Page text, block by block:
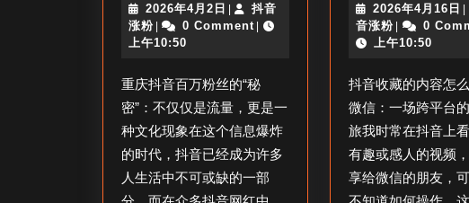
抖
音
百
万
粉
丝
有
2026年4月2日 2026
年
2
日
抖音
涨粉 抖
音
粉
0 Comment
上午10:50
重庆抖音百万粉丝的“秘
密”：不仅仅是流量，更是一
种文化现象在这个信息爆炸
的时代，抖音已经成为许多
人生活中不可或缺的一部
收
的
内
容
怎
么
2026年4月16日
音涨粉 抖
音
粉
0
上午10:50
抖音收藏的内容怎
微信：一场跨平台
旅我时常在抖音上
有趣或感人的视频
享给微信的朋友，